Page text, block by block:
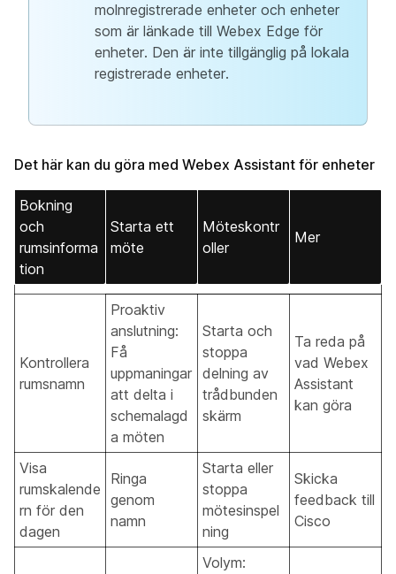
molnregistrerade enheter och enheter
som är länkade till Webex Edge för
enheter. Den är inte tillgänglig på lokala
registrerade enheter.
Det här kan du göra med Webex Assistant för enheter
Bokning
och
rumsinforma
tion
Starta ett
möte
Möteskontr
oller
Mer
Kontrollera
rumsnamn
Proaktiv
anslutning:
Få
uppmaningar
att delta i
schemalagd
a möten
Starta och
stoppa
delning av
trådbunden
skärm
Ta reda på
vad Webex
Assistant
kan göra
Visa
rumskalende
rn för den
dagen
Ringa
genom
namn
Starta eller
stoppa
mötesinspel
ning
Skicka
feedback till
Cisco
Volym: